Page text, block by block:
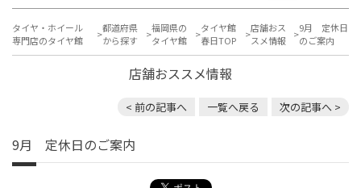
タイヤ・ホイール
専門店のタイヤ館
都道府県
から探す
福岡県の
タイヤ館
タイヤ館
春日TOP
店舗おス
スメ情報
9月 定休日
のご案内
店舗おススメ情報
< 前の記事へ 一覧へ戻る 次の記事へ >
9月 定休日のご案内